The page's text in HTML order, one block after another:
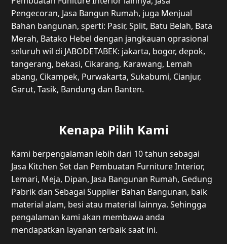
Pengecoran, Jasa Bangun Rumah, juga Menjual
Bahan bangunan, sperti: Pasir, Split, Batu Belah, Bata
Merah, Batako Hebel dengan jangkauan oprasional
seluruh wil di JABODETABEK: jakarta, bogor, depok,
tangerang, bekasi, Cikarang, Karawang, Lemah
abang, Cikampek, Purwakarta, Sukabumi, Cianjur,
Garut, Tasik, Bandung dan Banten.
Kenapa Pilih Kami
Kami berpengalaman lebih dari 10 tahun sebagai
Jasa Kitchen Set dan Pembuatan Furniture Interior,
Lemari, Meja, Dipan, Jasa Bangunan Rumah, Gedung
Pabrik dan Sebagai Supplier Bahan Bangunan, baik
material alam, besi atau material lainnya. Sehingga
pengalaman kami akan membawa anda
mendapatkan layanan terbaik saat ini.